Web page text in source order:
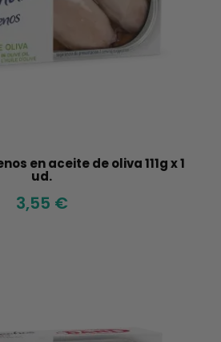
en aceite de oliva 111g x 1
ud.
3,55 €